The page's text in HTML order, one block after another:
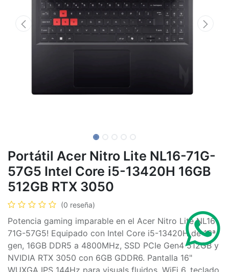
Portátil Acer Nitro Lite NL16-71G-
57G5 Intel Core i5-13420H 16GB
512GB RTX 3050
(0 reseña)
Potencia gaming imparable en el Acer Nitro Lite NL16-
71G-57G5! Equipado con Intel Core i5-13420H de 13ª
gen, 16GB DDR5 a 4800MHz, SSD PCIe Gen4 512GB y
NVIDIA RTX 3050 con 6GB GDDR6. Pantalla 16"
WUXGA IPS 144Hz para visuals fluidos, WiFi 6, teclado